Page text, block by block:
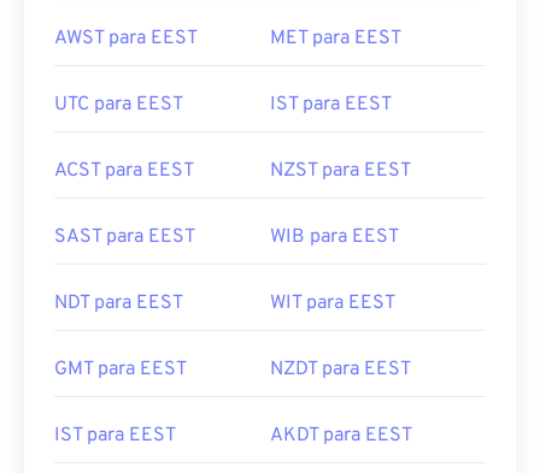
AWST para EEST MET para EEST
UTC para EEST IST para EEST
ACST para EEST NZST para EEST
SAST para EEST WIB para EEST
NDT para EEST WIT para EEST
GMT para EEST NZDT para EEST
IST para EEST AKDT para EEST